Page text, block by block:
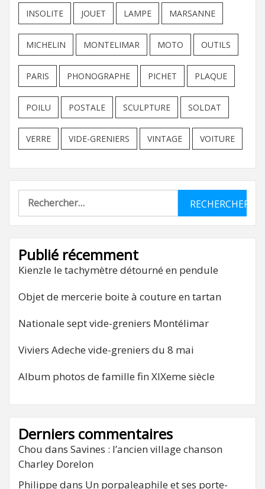
INSOLITE JOUET LAMPE MARSANNE
MICHELIN MONTELIMAR MOTO OUTILS
PARIS PHONOGRAPHE PICHET PLAQUE
POILU POSTALE SCULPTURE SOLDAT
VERRE VIDE-GRENIERS VINTAGE VOITURE
Rechercher :
Publié récemment
Kienzle le tachymètre détourné en pendule
Objet de mercerie boite à couture en tartan
Nationale sept vide-greniers Montélimar
Viviers Adeche vide-greniers du 8 mai
Album photos de famille fin XIXeme siècle
Derniers commentaires
Chou dans Savines : l’ancien village chanson
Charley Dorelon
Philippe dans Un porpaleaphile et ses porte-